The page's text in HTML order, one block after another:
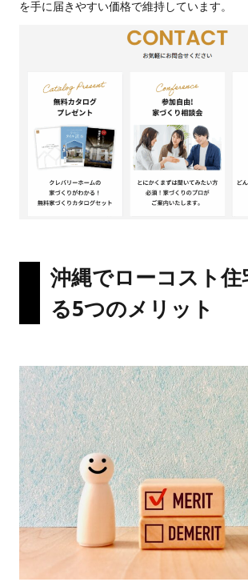
を手に届きやすい価格で維持しています。
沖縄でローコスト住
る5つのメリット